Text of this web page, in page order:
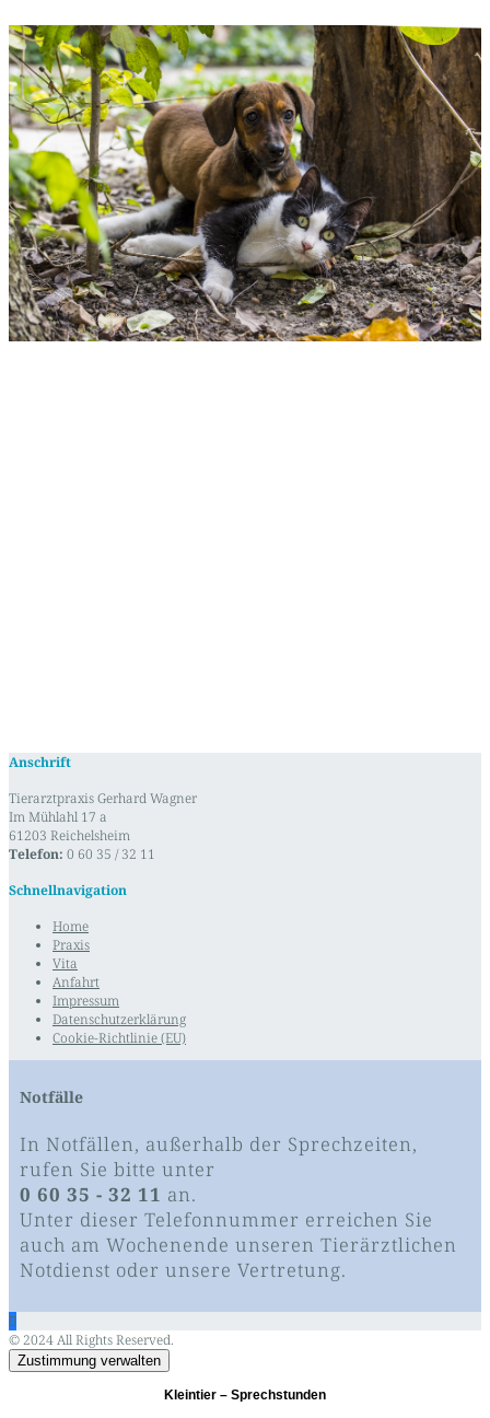
Anschrift
Tierarztpraxis Gerhard Wagner
Im Mühlahl 17 a
61203 Reichelsheim
Telefon: 0 60 35 / 32 11
Schnellnavigation
Home
Praxis
Vita
Anfahrt
Impressum
Datenschutzerklärung
Cookie-Richtlinie (EU)
Notfälle
In Notfällen, außerhalb der Sprechzeiten,
rufen Sie bitte unter
0 60 35 - 32 11 an.
Unter dieser Telefonnummer erreichen Sie
auch am Wochenende unseren Tierärztlichen
Notdienst oder unsere Vertretung.
© 2024 All Rights Reserved.
Zustimmung verwalten
Kleintier – Sprechstunden